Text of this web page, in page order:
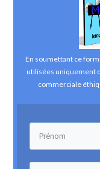
En soumettant ce
utilisées uniquement
commerciale